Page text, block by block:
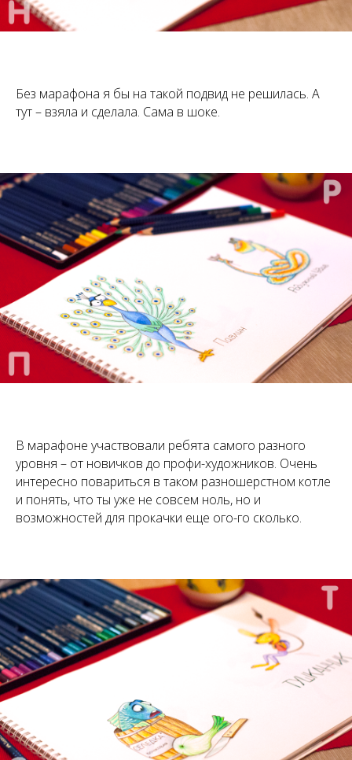
Без марафона я бы на такой подвид не решилась. А
тут – взяла и сделала. Сама в шоке.
В марафоне участвовали ребята самого разного
уровня – от новичков до профи-художников. Очень
интересно повариться в таком разношерстном котле
и понять, что ты уже не совсем ноль, но и
возможностей для прокачки еще ого-го сколько.